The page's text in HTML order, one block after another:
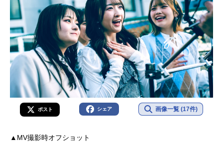
ポスト シェア 画像一覧 (17件)
▲MV撮影時オフショット